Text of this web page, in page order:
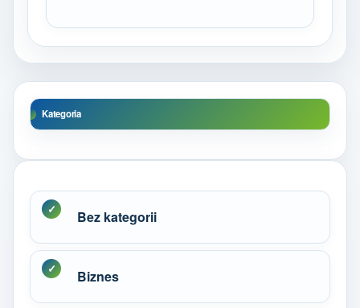
Kategoria
Bez kategorii
Biznes